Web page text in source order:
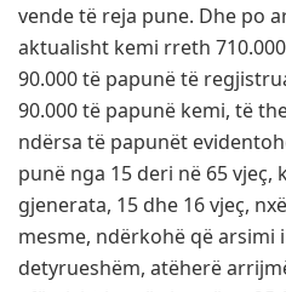
vende të reja pune. Dhe po
aktualisht kemi rreth
90.000 të papunë të
90.000 të papunë kemi, të
ndërsa të papunët
punë nga 15 deri në 65
gjenerata, 15 dhe 16 vjeç,
mesme, ndërkohë që arsimi
detyrueshëm, atëherë